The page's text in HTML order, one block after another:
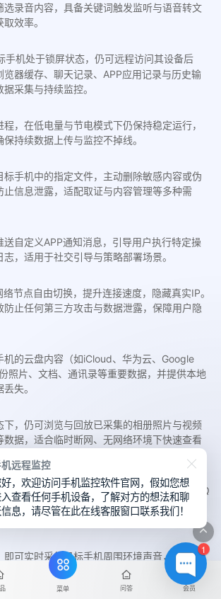
选录音内容，具备关键词触发监听与语音转文
效率。
手机处于锁屏状态，仍可远程访问其设备后
览器缓存、聊天记录、APP应用记录与历史输
采集与持续监控。
，在低电量与节电模式下仍保持稳定运行，
持续数据上传与监控不掉线。
标手机中的指定文件，主动删除敏感内容或伪
止信息泄露，适配取证与内容管理等多种需
送自定义APP通知消息，引导用户执行特定操
，适用于社交引导与策略部署场景。
节点自由切换，提升连接速度，隐藏真实IP。
防止任何第三方攻击与数据泄露，保障用户隐
机的云盘内容（如iCloud、华为云、Google
照片、文档、通讯录等重要数据，并提供本地
失。
下，仍可浏览与回放已采集的相册照片与视频
数据，适合临时断网、无网络环境下快速查看
机中Chrome、Safari、Edge、UC、夸克、QQ
流浏览器访问历史与搜索关键词，帮助了解
容。
即可实时采集目标手机周围环境声音，支持无
回放，适用于隐蔽场景监控与异常识别。
菜单 问答 会员
1
远程监控
，欢迎访问手机监控软件官网，假如您想
查看任何手机设备，了解对方的想法和聊
息，请尽管在此在线客服窗口联系我们！